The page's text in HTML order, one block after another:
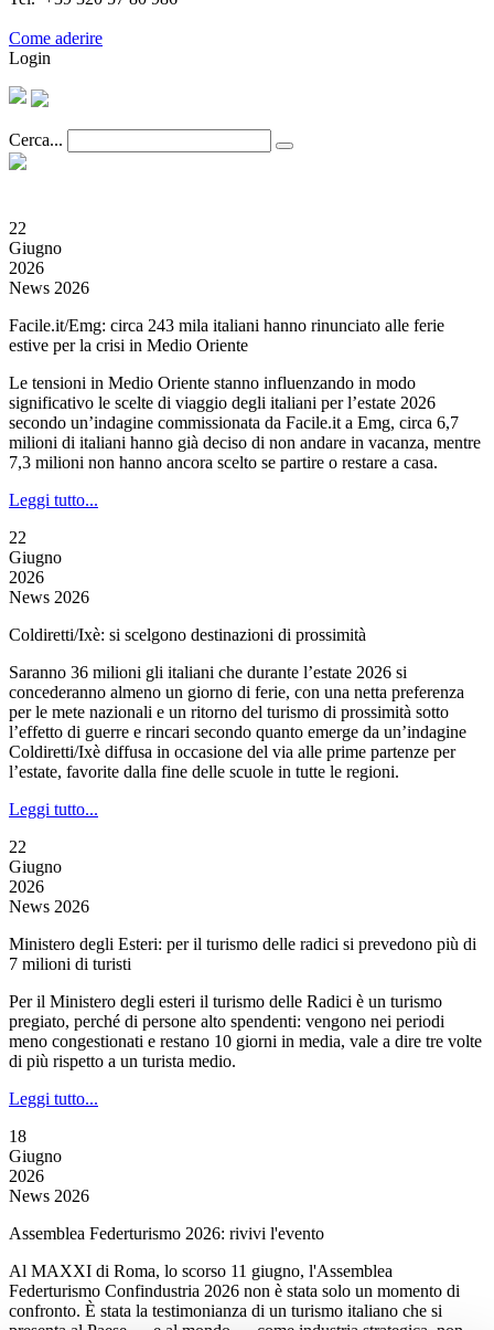
Come aderire
Login
Cerca...
22
Giugno
2026
News 2026
Facile.it/Emg: circa 243 mila italiani hanno rinunciato alle ferie
estive per la crisi in Medio Oriente
Le tensioni in Medio Oriente stanno influenzando in modo
significativo le scelte di viaggio degli italiani per l’estate 2026
secondo un’indagine commissionata da Facile.it a Emg, circa 6,7
milioni di italiani hanno già deciso di non andare in vacanza, mentre
7,3 milioni non hanno ancora scelto se partire o restare a casa.
Leggi tutto...
22
Giugno
2026
News 2026
Coldiretti/Ixè: si scelgono destinazioni di prossimità
Saranno 36 milioni gli italiani che durante l’estate 2026 si
concederanno almeno un giorno di ferie, con una netta preferenza
per le mete nazionali e un ritorno del turismo di prossimità sotto
l’effetto di guerre e rincari secondo quanto emerge da un’indagine
Coldiretti/Ixè diffusa in occasione del via alle prime partenze per
l’estate, favorite dalla fine delle scuole in tutte le regioni.
Leggi tutto...
22
Giugno
2026
News 2026
Ministero degli Esteri: per il turismo delle radici si prevedono più di
7 milioni di turisti
Per il Ministero degli esteri il turismo delle Radici è un turismo
pregiato, perché di persone alto spendenti: vengono nei periodi
meno congestionati e restano 10 giorni in media, vale a dire tre volte
di più rispetto a un turista medio.
Leggi tutto...
18
Giugno
2026
News 2026
Assemblea Federturismo 2026: rivivi l'evento
Al MAXXI di Roma, lo scorso 11 giugno, l'Assemblea
Federturismo Confindustria 2026 non è stata solo un momento di
confronto. È stata la testimonianza di un turismo italiano che si